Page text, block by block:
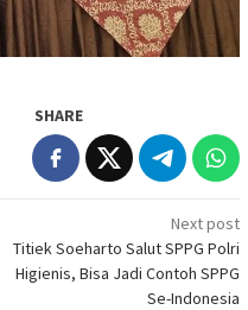
SHARE
Next post
Titiek Soeharto Salut SPPG Polri
Higienis, Bisa Jadi Contoh SPPG
Se-Indonesia